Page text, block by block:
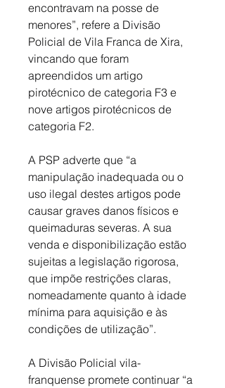
encontravam na posse de
menores”, refere a Divisão
Policial de Vila Franca de Xira,
vincando que foram
apreendidos um artigo
pirotécnico de categoria F3 e
nove artigos pirotécnicos de
categoria F2.
A PSP adverte que “a
manipulação inadequada ou o
uso ilegal destes artigos pode
causar graves danos físicos e
queimaduras severas. A sua
venda e disponibilização estão
sujeitas a legislação rigorosa,
que impõe restrições claras,
nomeadamente quanto à idade
mínima para aquisição e às
condições de utilização”.
A Divisão Policial vila-
franquense promete continuar “a